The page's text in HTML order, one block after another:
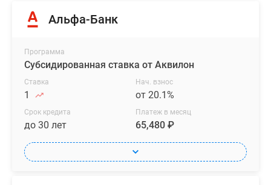
Альфа-Банк
Программа
Субсидированная ставка от Аквилон
Ставка
1
Нач. взнос
от 20.1%
Срок кредита
до 30 лет
Платеж в месяц
65,480 ₽